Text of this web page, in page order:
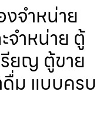
จำหน่าย
จำหน่าย ตู้
ยญ ตู้ขาย
ม แบบครบ